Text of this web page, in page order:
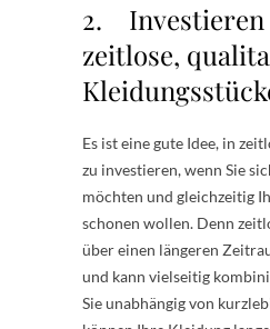
2. Investieren
zeitlose,
Es ist eine gute Idee, in
zu investieren, wenn Sie
möchten und gleichzeitig
schonen wollen. Denn
über einen längeren
und kann vielseitig
Sie unabhängig von